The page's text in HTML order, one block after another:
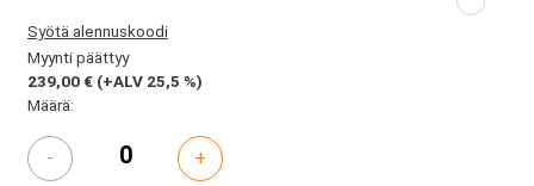
Syötä alennuskoodi
Myynti päättyy
239,00 € (+ALV 25,5 %)
Määrä:
- +